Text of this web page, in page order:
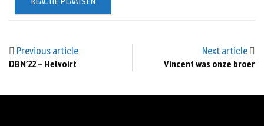
Previous article
DBN’22 – Helvoirt
Next article
Vincent was onze broer